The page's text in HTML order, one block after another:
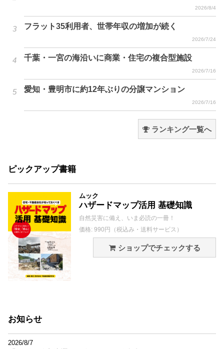
2026/8/4
フラット35利用者、世帯年収の増加が続く
2026/7/24
千葉・一宮の海沿いに商業・住宅の複合型施設
2026/7/16
愛知・豊明市に約12年ぶりの分譲マンション
2026/7/16
ランキング一覧へ
ピックアップ書籍
ムック
ハザードマップ活用 基礎知識
自然災害に備え、いま必読の一冊！
価格: 990円（税込み・送料サービス）
ショップでチェックする
お知らせ
2026/8/7